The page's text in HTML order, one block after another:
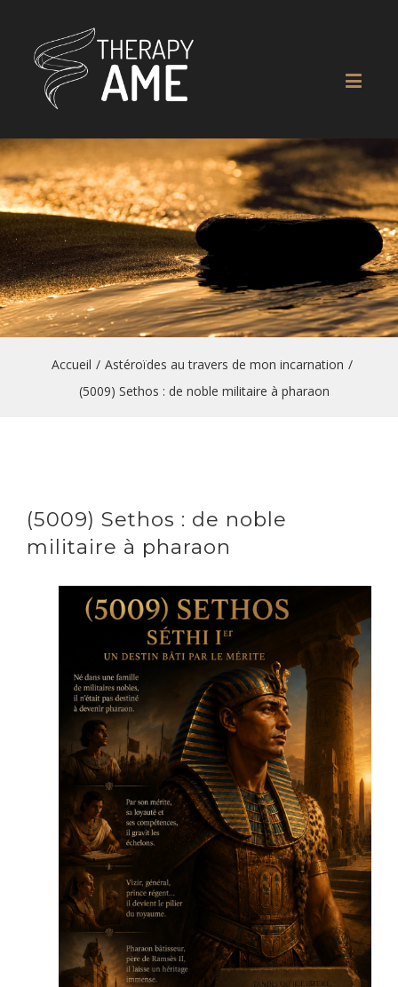
Accueil / Astéroïdes au travers de mon incarnation /
(5009) Sethos : de noble militaire à pharaon
(5009) Sethos : de noble
militaire à pharaon